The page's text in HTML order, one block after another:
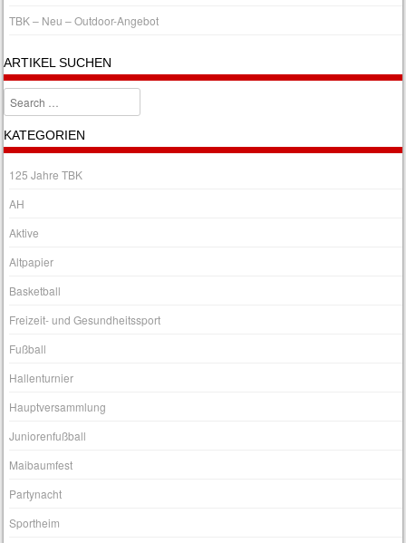
TBK – Neu – Outdoor-Angebot
ARTIKEL SUCHEN
Search
KATEGORIEN
125 Jahre TBK
AH
Aktive
Altpapier
Basketball
Freizeit- und Gesundheitssport
Fußball
Hallenturnier
Hauptversammlung
Juniorenfußball
Maibaumfest
Partynacht
Sportheim